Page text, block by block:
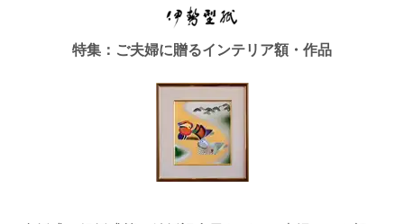
特集：ご夫婦に贈るインテリア額・作品